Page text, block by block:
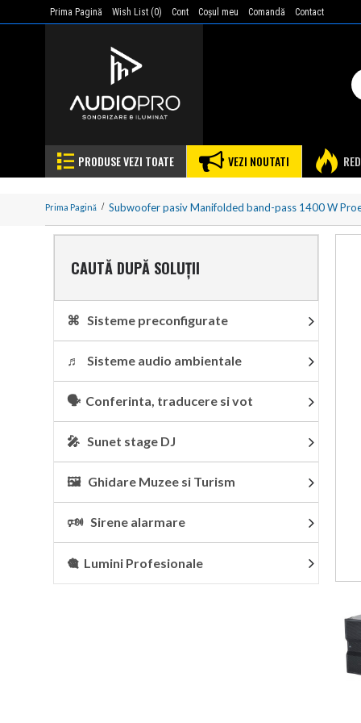
Prima Pagină Wish List (0) Cont Coşul meu Comandă Contact
PRODUSE VEZI TOATE VEZI NOUTATI
Prima Pagină Subwoofer pasiv Manifolded band-pass 1400 W
CAUTĂ DUPĂ SOLUȚII
⌘ Sisteme preconfigurate
♬ Sisteme audio ambientale
🗣 Conferinta, traducere si vot
🎤 Sunet stage DJ
🖼 Ghidare Muzee si Turism
🕬 Sirene alarmare
🎕 Lumini Profesionale